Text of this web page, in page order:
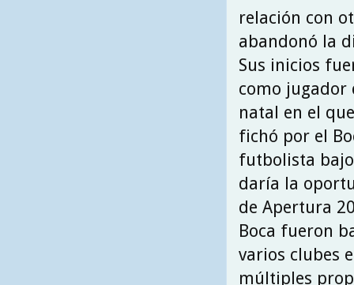
relación con
abandonó la
Sus inicios
como jugador
natal en el
fichó por el
futbolista bajo
daría la
de Apertura
Boca fueron
varios clubes
múltiples